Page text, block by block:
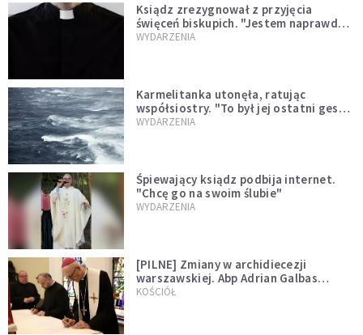
Ksiądz zrezygnował z przyjęcia
święceń biskupich. "Jestem naprawdę
niegodny"
WYDARZENIA
Karmelitanka utonęła, ratując
współsiostry. "To był jej ostatni gest
miłości"
WYDARZENIA
Śpiewający ksiądz podbija internet.
"Chcę go na swoim ślubie"
WYDARZENIA
[PILNE] Zmiany w archidiecezji
warszawskiej. Abp Adrian Galbas
wręczył dekrety nowym proboszczom
KOŚCIÓŁ